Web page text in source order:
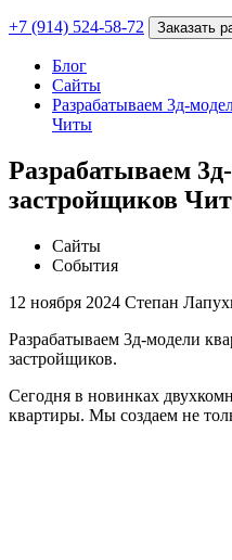
+7 (914) 524-58-72 Заказать
Блог
Сайты
Разрабатываем 3д-
Читы
Разрабатываем
застройщиков
Сайты
События
12 ноября 2024 Степан
Разрабатываем 3д-модели
застройщиков.
Сегодня в новинках
квартиры. Мы создаем не